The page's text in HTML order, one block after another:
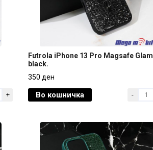
+
Futrola iPhone 13 Pro Magsafe Glam
350 ден
Futrola iPhone 13 Pro Magsafe Glam
black.
350 ден
Во кошничка -